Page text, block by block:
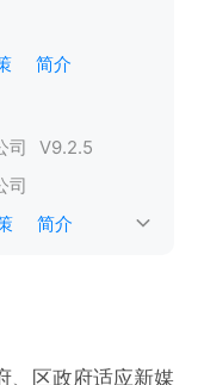
简介
司 V9.2.5
司
简介
、区政府适应新媒